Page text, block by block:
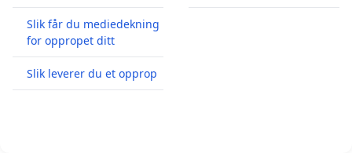
Slik får du mediedekning
for oppropet ditt
Slik leverer du et opprop